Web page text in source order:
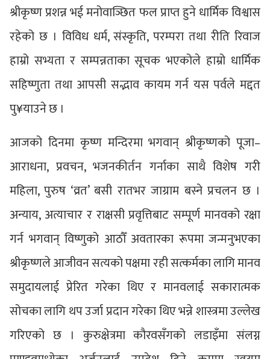
श्रीकृष्ण प्रशन्न भई मनोवाञ्छित फल प्राप्त हुने धार्मिक विश्वास
रहेको छ । विविध धर्म, संस्कृति, परम्परा तथा रीति रिवाज
हाम्रो सभ्यता र सम्पन्नताका सूचक भएकोले हाम्रो धार्मिक
सहिष्णुता तथा आपसी सद्भाव कायम गर्न यस पर्वले मद्दत
पु¥याउने छ ।
आजको दिनमा कृष्ण मन्दिरमा भगवान् श्रीकृष्णको पूजा–
आराधना, प्रवचन, भजनकीर्तन गर्नाका साथै विशेष गरी
महिला, पुरुष ‘व्रत’ बसी रातभर जाग्राम बस्ने प्रचलन छ ।
अन्याय, अत्याचार र राक्षसी प्रवृत्तिबाट सम्पूर्ण मानवको रक्षा
गर्न भगवान् विष्णुको आठौँ अवतारका रूपमा जन्मनुभएका
श्रीकृष्णले आजीवन सत्यको पक्षमा रही सत्कर्मका लागि मानव
समुदायलाई प्रेरित गरेका थिए र मानवलाई सकारात्मक
सोचका लागि थप उर्जा प्रदान गरेका थिए भन्ने शास्त्रमा उल्लेख
गरिएको छ । कुरुक्षेत्रमा कौरवसँगको लडाइँमा संलग्न